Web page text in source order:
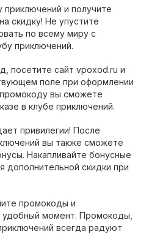
приключений и получите
скидку! Не упустите
по всему миру с
приключений.
посетите сайт vpoxod.ru и
поле при оформлении
промокоду вы сможете
в клубе приключений.
привилегии! После
вы также сможете
Накапливайте бонусные
дополнительной скидки при
промокоды и
удобный момент. Промокоды,
всегда радуют